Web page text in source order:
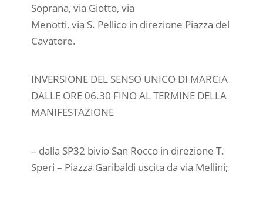
Soprana, via Giotto, via
Menotti, via S. Pellico in direzione Piazza del
Cavatore.
INVERSIONE DEL SENSO UNICO DI MARCIA
DALLE ORE 06.30 FINO AL TERMINE DELLA
MANIFESTAZIONE
– dalla SP32 bivio San Rocco in direzione T.
Speri – Piazza Garibaldi uscita da via Mellini;